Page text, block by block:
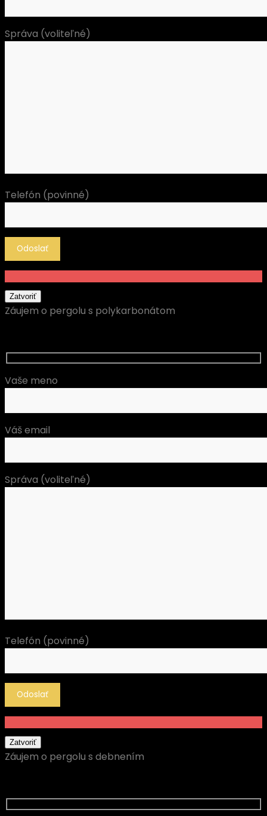
Správa (voliteľné)
Telefón (povinné)
Zatvoriť
Záujem o pergolu s polykarbonátom
Vaše meno
Váš email
Správa (voliteľné)
Telefón (povinné)
Zatvoriť
Záujem o pergolu s debnením